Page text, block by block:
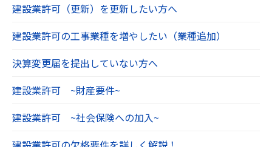
建設業許可（更新）を更新したい方へ
建設業許可の工事業種を増やしたい（業種追加）
決算変更届を提出していない方へ
建設業許可 ~財産要件~
建設業許可 ~社会保険への加入~